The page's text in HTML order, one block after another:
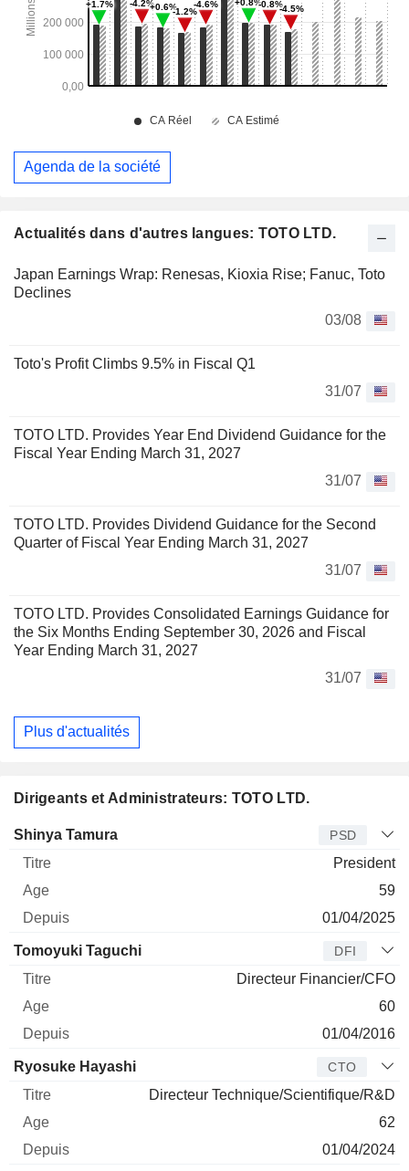
Actualités dans d'autres langues: TOTO LTD.
Japan Earnings Wrap: Renesas, Kioxia Rise; Fanuc, Toto
Declines
03/08
Toto's Profit Climbs 9.5% in Fiscal Q1
31/07
TOTO LTD. Provides Year End Dividend Guidance for the
Fiscal Year Ending March 31, 2027
31/07
TOTO LTD. Provides Dividend Guidance for the Second
Quarter of Fiscal Year Ending March 31, 2027
31/07
TOTO LTD. Provides Consolidated Earnings Guidance for
the Six Months Ending September 30, 2026 and Fiscal
Year Ending March 31, 2027
31/07
Plus d'actualités
Dirigeants et Administrateurs: TOTO LTD.
Dirigeant Titre
Shinya Tamura PSD
President
59
01/04/2025
Tomoyuki Taguchi DFI
Directeur Financier/CFO
60
01/04/2016
Ryosuke Hayashi CTO
Directeur Technique/Scientifique/R&D
62
01/04/2024
Agenda de la société